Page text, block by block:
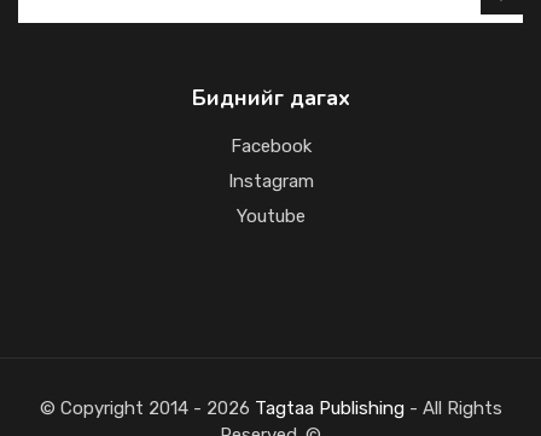
Биднийг дагах
Facebook
Instagram
Youtube
© Copyright 2014 - 2026 Tagtaa Publishing- All Rights